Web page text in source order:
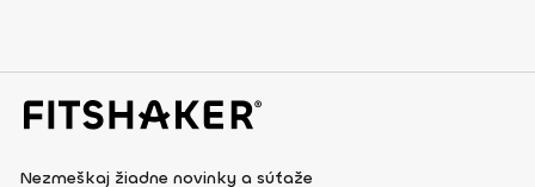
Nezmeškaj žiadne novinky a súťaže